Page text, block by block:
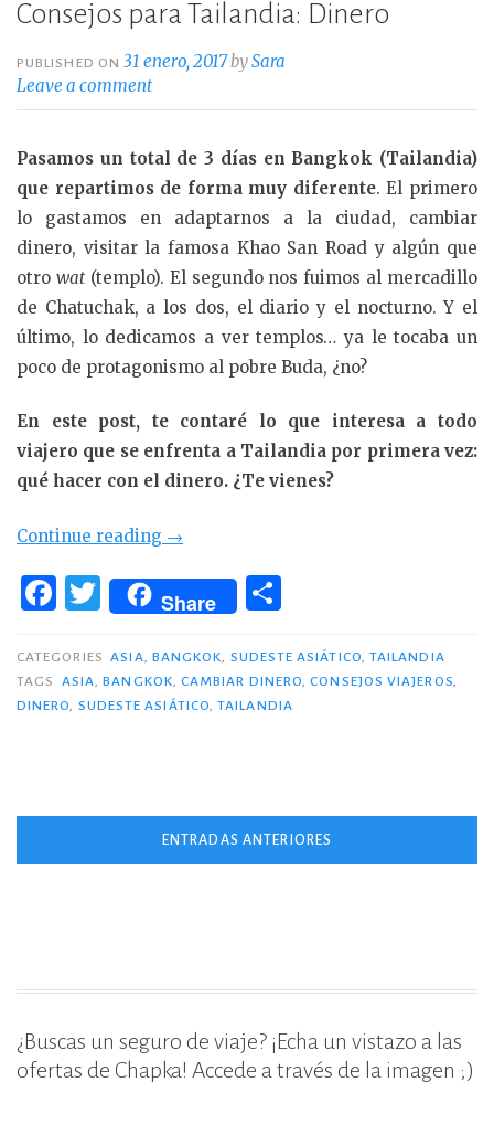
Consejos para Tailandia: Dinero
PUBLISHED ON31 enero, 2017bySara
Leave a comment
Pasamos un total de 3 días en Bangkok (Tailandia)
que repartimos de forma muy diferente. El primero
lo gastamos en adaptarnos a la ciudad, cambiar
dinero, visitar la famosa Khao San Road y algún que
otro wat(templo). El segundo nos fuimos al mercadillo
de Chatuchak, a los dos, el diario y el nocturno. Y el
último, lo dedicamos a ver templos… ya le tocaba un
poco de protagonismo al pobre Buda, ¿no?
En este post, te contaré lo que interesa a todo
viajero que se enfrenta a Tailandia por primera vez:
qué hacer con el dinero. ¿Te vienes?
Continue reading «Consejos
Tailandia:
→
F
c
e
o
T
w
it
te
Share
m
p
r
CATEGORIES ASIA, BANGKOK, SUDESTE ASIÁTICO, TAILANDIA
TAGS
ASIA,BANGKOK,CAMBIAR DINERO,CONSEJOS VIAJEROS,
DINERO, SUDESTE ASIÁTICO,TAILANDIA
NavegaciónENTRADAS ANTERIORES
¿Buscas un seguro de viaje? ¡Echa un vistazo a las
ofertas de Chapka! Accede a través de la imagen ;)